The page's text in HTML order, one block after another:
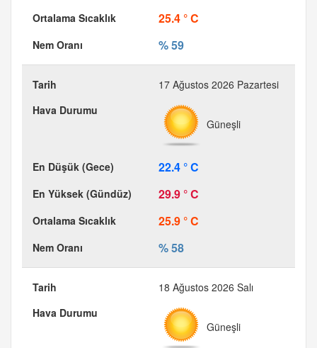
25.4 ° C
% 59
17 Ağustos 2026 Pazartesi
Güneşli
22.4 ° C
29.9 ° C
25.9 ° C
% 58
18 Ağustos 2026 Salı
Güneşli